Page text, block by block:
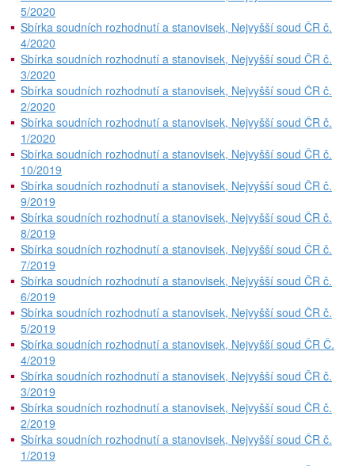
5/2020
Sbírka soudních rozhodnutí a stanovisek, Nejvyšší soud ČR č.
4/2020
Sbírka soudních rozhodnutí a stanovisek, Nejvyšší soud ČR č.
3/2020
Sbírka soudních rozhodnutí a stanovisek, Nejvyšší soud ČR č.
2/2020
Sbírka soudních rozhodnutí a stanovisek, Nejvyšší soud ČR č.
1/2020
Sbírka soudních rozhodnutí a stanovisek, Nejvyšší soud ČR č.
10/2019
Sbírka soudních rozhodnutí a stanovisek, Nejvyšší soud ČR č.
9/2019
Sbírka soudních rozhodnutí a stanovisek, Nejvyšší soud ČR č.
8/2019
Sbírka soudních rozhodnutí a stanovisek, Nejvyšší soud ČR č.
7/2019
Sbírka soudních rozhodnutí a stanovisek, Nejvyšší soud ČR č.
6/2019
Sbírka soudních rozhodnutí a stanovisek, Nejvyšší soud ČR č.
5/2019
Sbírka soudních rozhodnutí a stanovisek, Nejvyšší soud ČR Č.
4/2019
Sbírka soudních rozhodnutí a stanovisek, Nejvyšší soud ČR č.
3/2019
Sbírka soudních rozhodnutí a stanovisek, Nejvyšší soud ČR č.
2/2019
Sbírka soudních rozhodnutí a stanovisek, Nejvyšší soud ČR č.
1/2019